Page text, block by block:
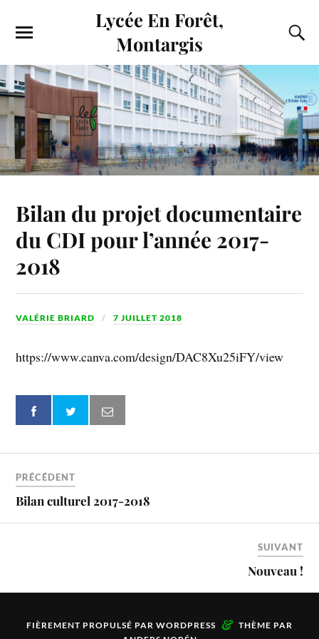
Lycée En Forêt,
Montargis
Bilan du projet documentaire
du CDI pour l’année 2017-
2018
VALÉRIE BRIARD 7 JUILLET 2018
https://www.canva.com/design/DAC8Xu25iFY/view
PRÉCÉDENT
Bilan culturel 2017-2018
SUIVANT
Nouveau !
FIÈREMENT PROPULSÉ PAR WORDPRESS & THÈME PAR